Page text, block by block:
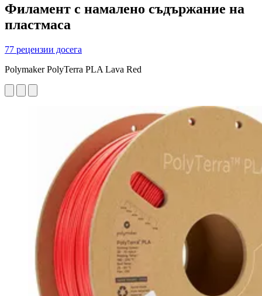
Филамент с намалено съдържание на
пластмаса
77 рецензии досега
Polymaker PolyTerra PLA Lava Red